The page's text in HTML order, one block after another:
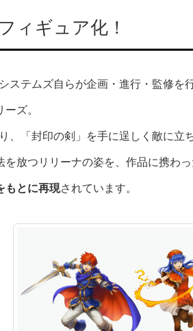
ィギュア化！
ステムズ自らが企画・進⾏・監修を
ズ。
、「封印の剣」を⼿に逞しく敵に⽴
放つリリーナの姿を、作品に携わっ
もとに再現されています。